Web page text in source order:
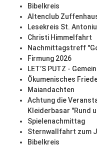
Bibelkreis
Altenclub
Lesekreis St.
Christi Himmelfahrt
Nachmittagstreff
Firmung 2026
LET’S PUTZ -
Ökumenisches
Maiandachten
Achtung die
Kleiderbasar "Rund
Spielenachmittag
Sternwallfahrt zum
Bibelkreis